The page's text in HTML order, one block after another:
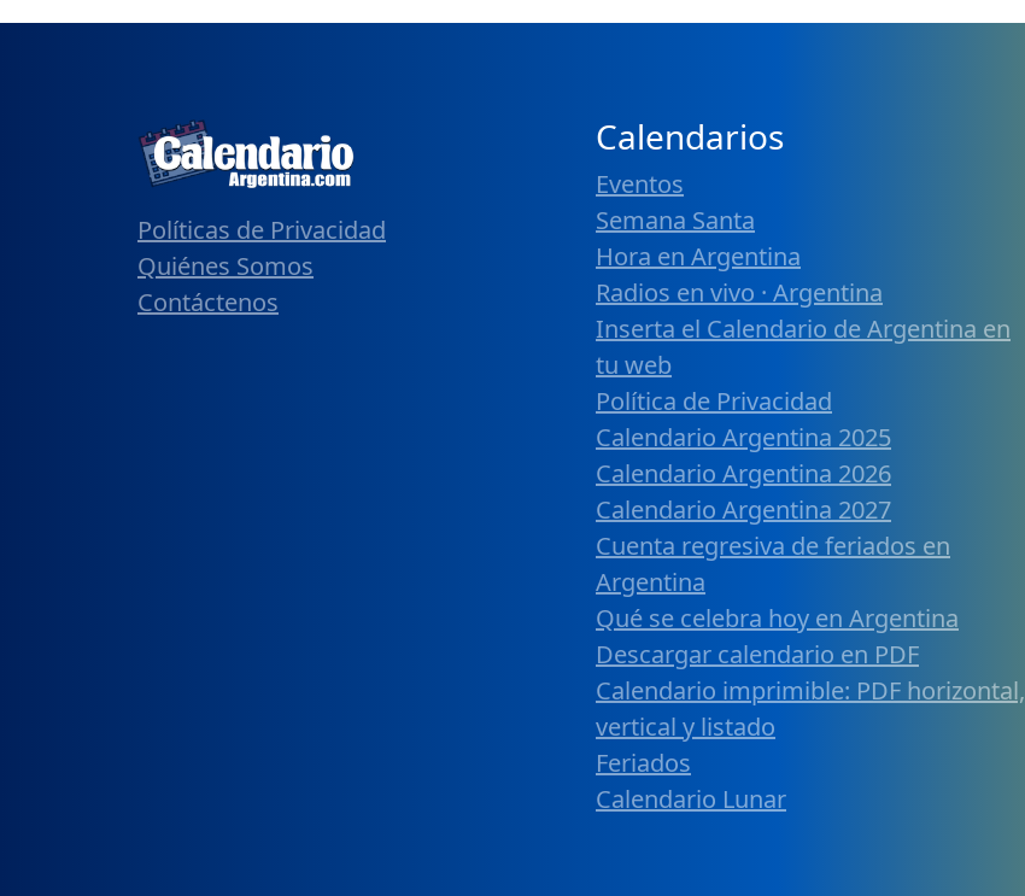
Políticas de Privacidad
Quiénes Somos
Contáctenos
Calendarios
Eventos
Semana Santa
Hora en Argentina
Radios en vivo · Argentina
Inserta el Calendario de Argentina en
tu web
Política de Privacidad
Calendario Argentina 2025
Calendario Argentina 2026
Calendario Argentina 2027
Cuenta regresiva de feriados en
Argentina
Qué se celebra hoy en Argentina
Descargar calendario en PDF
Calendario imprimible: PDF horizontal,
vertical y listado
Feriados
Calendario Lunar